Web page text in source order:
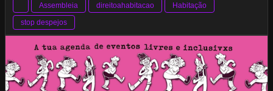
Assembleia direitoahabitacao
Habitação
stop despejos